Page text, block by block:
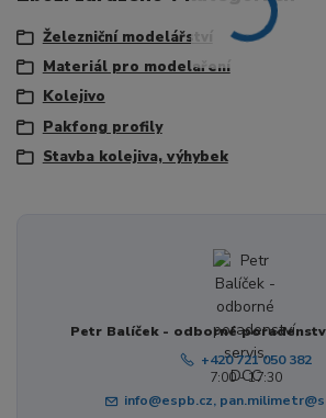
Železniční modelářství
Materiál pro modelaření
Kolejivo
Pakfong profily
Stavba kolejiva, výhybek
Petr Balíček - odborné
+420 721 050 382
7:00 - 17:30
info@espb.cz,